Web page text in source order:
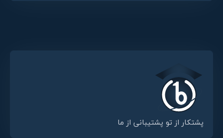
پشتکار از تو پشتیبانی از ما